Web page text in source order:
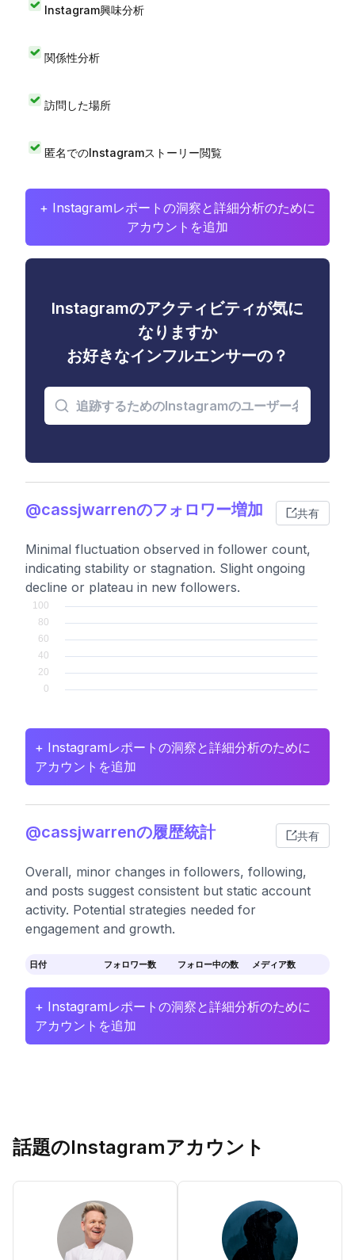
Instagram興味分析
関係性分析
訪問した場所
匿名でのInstagramストーリー閲覧
+ Instagramレポートの洞察と詳細分析のために
アカウントを追加
Instagramのアクティビティが気に
なりますか
お好きなインフルエンサーの？
@cassjwarrenのフォロワー増加 共有
Minimal fluctuation observed in follower count,
indicating stability or stagnation. Slight ongoing
decline or plateau in new followers.
+ Instagramレポートの洞察と詳細分析のために
アカウントを追加
@cassjwarrenの履歴統計 共有
Overall, minor changes in followers, following,
and posts suggest consistent but static account
activity. Potential strategies needed for
engagement and growth.
日付 フォロワー数 フォロー中の数 メディア数
+ Instagramレポートの洞察と詳細分析のために
アカウントを追加
話題のInstagramアカウント